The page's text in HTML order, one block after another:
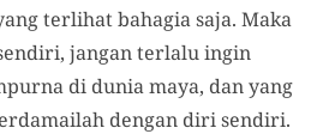
terlihat bahagia saja. Maka
jangan terlalu ingin
di dunia maya, dan yang
dengan diri sendiri.